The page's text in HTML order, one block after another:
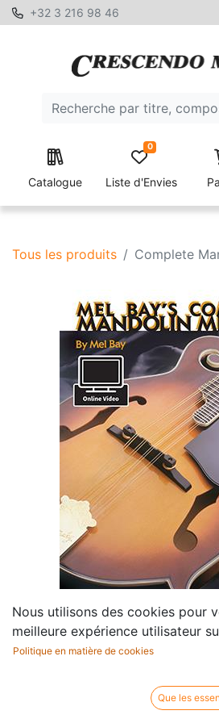
+32 3 216 98 46
Catalogue Liste d'Envies
0
Tous les produits Complete
Complete
Nous utilisons des cookies pour
meilleure expérience utilisateur
Politique en matière de cookies
Que les